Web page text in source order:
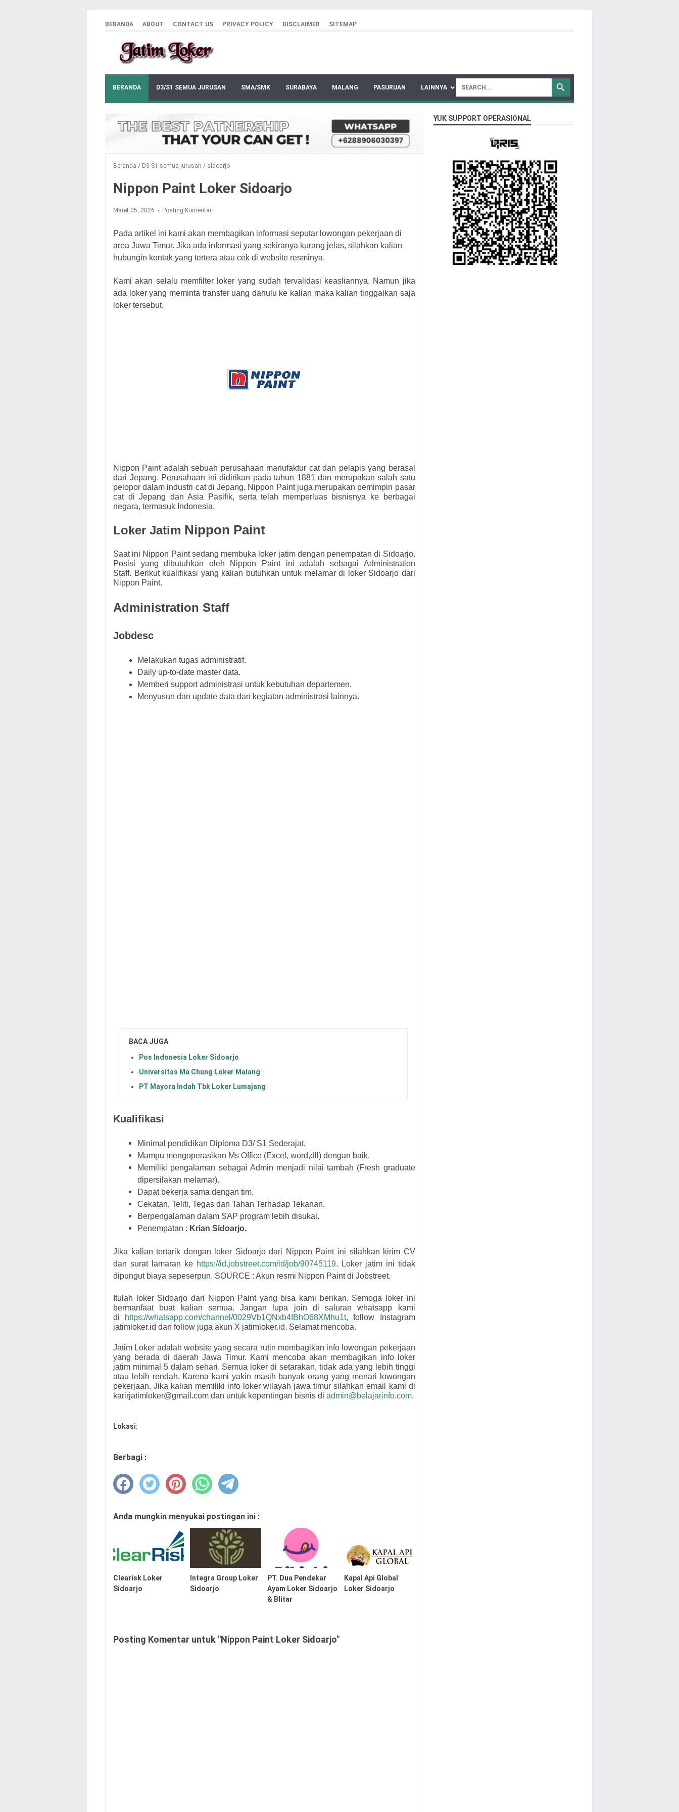
BERANDA ABOUT CONTACT US PRIVACY POLICY DISCLAIMER SITEMAP
BERANDA D3/S1 SEMUA JURUSAN SMA/SMK SURABAYA MALANG PASURUAN LAINNYA
Beranda / D3 S1 semua jurusan / sidoarjo
Nippon Paint Loker Sidoarjo
Maret 05, 2026 Posting Komentar
Pada artikel ini kami akan membagikan informasi seputar lowongan pekerjaan di
area Jawa Timur. Jika ada informasi yang sekiranya kurang jelas, silahkan kalian
hubungin kontak yang tertera atau cek di website resminya.
Kami akan selalu memfilter loker yang sudah tervalidasi keasliannya. Namun jika
ada loker yang meminta transfer uang dahulu ke kalian maka kalian tinggalkan saja
loker tersebut.
Nippon Paint adalah sebuah perusahaan manufaktur cat dan pelapis yang berasal
dari Jepang. Perusahaan ini didirikan pada tahun 1881 dan merupakan salah satu
pelopor dalam industri cat di Jepang. Nippon Paint juga merupakan pemimpin pasar
cat di Jepang dan Asia Pasifik, serta telah memperluas bisnisnya ke berbagai
negara, termasuk Indonesia.
Loker Jatim Nippon Paint
Saat ini Nippon Paintsedang membuka loker jatim dengan penempatan di Sidoarjo.
Posisi yang dibutuhkan oleh Nippon Paint ini adalah sebagai Administration
Staff. Berikut kualifikasi yang kalian butuhkan untuk melamar di loker Sidoarjo dari
Nippon Paint.
Administration Staff
Jobdesc
Melakukan tugas administratif.
Daily up-to-date master data.
Memberi support administrasi untuk kebutuhan departemen.
Menyusun dan update data dan kegiatan administrasi lainnya.
BACA JUGA
Pos Indonesia Loker Sidoarjo
Universitas Ma Chung Loker Malang
PT Mayora Indah Tbk Loker Lumajang
Kualifikasi
Minimal pendidikan Diploma D3/ S1 Sederajat.
Mampu mengoperasikan Ms Office (Excel, word,dll) dengan baik.
Memiliki pengalaman sebagai Admin menjadi nilai tambah (Fresh graduate
dipersilakan melamar).
Dapat bekerja sama dengan tim.
Cekatan, Teliti, Tegas dan Tahan Terhadap Tekanan.
Berpengalaman dalam SAP program lebih disukai.
Penempatan : Krian Sidoarjo.
Jika kalian tertarik dengan loker Sidoarjo dari Nippon Paint ini silahkan kirim CV
dan surat lamaran ke https://id.jobstreet.com/id/job/90745119. Loker jatim ini tidak
dipungut biaya sepeserpun. SOURCE : Akun resmi Nippon Paint di Jobstreet.
Itulah loker Sidoarjo dari Nippon Paintyang bisa kami berikan. Semoga loker ini
bermanfaat buat kalian semua.Jangan lupa join di saluran whatsapp kami
di
https://whatsapp.com/channel/0029Vb1QNxb4IBhO68XMhu1t, follow Instagram
jatimloker.id dan follow juga akun X jatimloker.id. Selamat mencoba.
Jatim Loker adalah website yang secara rutin membagikan info lowongan pekerjaan
yang berada di daerah Jawa Timur. Kami mencoba akan membagikan info loker
jatim minimal 5 dalam sehari. Semua loker di setarakan, tidak ada yang lebih tinggi
atau lebih rendah. Karena kami yakin masih banyak orang yang menari lowongan
pekerjaan. Jika kalian memiliki info loker wilayah jawa timur silahkan email kami di
karirjatimloker@gmail.com dan untuk kepentingan bisnis di admin@belajarinfo.com.
Lokasi:
Berbagi :
Anda mungkin menyukai postingan ini :
Clearisk Loker
Sidoarjo
Integra Group Loker
Sidoarjo
PT. Dua Pendekar
Ayam Loker Sidoarjo
& Blitar
Kapal Api Global
Loker Sidoarjo
Posting Komentar untuk "Nippon Paint Loker Sidoarjo"
YUK SUPPORT OPERASIONAL